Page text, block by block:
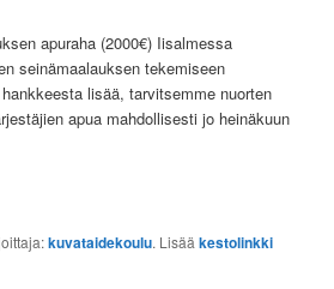
apuraha (2000€) Iisalmessa
seinämaalauksen tekemiseen
lisää, tarvitsemme nuorten
apua mahdollisesti jo heinäkuun
kuvataidekoulu. Lisääkestolinkki